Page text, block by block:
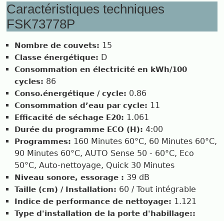
Caractéristiques techniques
FSK73778P
Nombre de couvets: 15
Classe énergétique: D
Consommation en électricité en kWh/100
cycles: 86
Conso.énergétique / cycle: 0.86
Consommation d’eau par cycle: 11
Efficacité de séchage E20: 1.061
Durée du programme ECO (H): 4:00
Programmes: 160 Minutes 60°C, 60 Minutes 60°C,
90 Minutes 60°C, AUTO Sense 50 - 60°C, Eco
50°C, Auto-nettoyage, Quick 30 Minutes
Niveau sonore, essorage : 39 dB
Taille (cm) / Installation: 60 / Tout intégrable
Indice de performance de nettoyage: 1.121
Type d'installation de la porte d'habillage::